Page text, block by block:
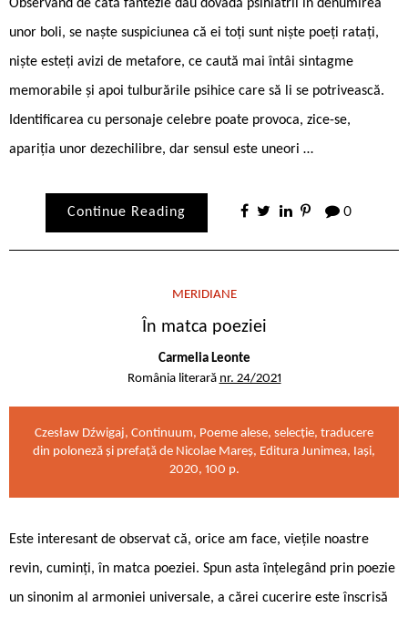
Observând de câtă fantezie dau dovadă psihiatrii în denumirea
unor boli, se naște suspiciunea că ei toți sunt niște poeți ratați,
niște esteți avizi de metafore, ce caută mai întâi sintagme
memorabile și apoi tulburările psihice care să li se potrivească.
Identificarea cu personaje celebre poate provoca, zice-se,
apariția unor dezechilibre, dar sensul este uneori …
Continue Reading 0
MERIDIANE
În matca poeziei
Carmelia Leonte
România literară nr. 24/2021
Czesław Dźwigaj, Continuum, Poeme alese, selecție, traducere
din poloneză și prefață de Nicolae Mareș, Editura Junimea, Iași,
2020, 100 p.
Este interesant de observat că, orice am face, viețile noastre
revin, cuminți, în matca poeziei. Spun asta înțelegând prin poezie
un sinonim al armoniei universale, a cărei cucerire este înscrisă